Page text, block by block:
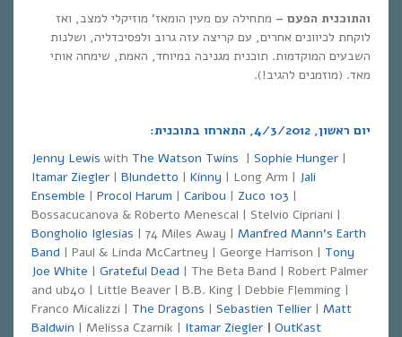
והתוכנית הפעם – מתחילה עם מעין הומאז’ מוזיקלי למצב, ואז
לוקחת לכיוונים אחרים, עם קריצה עזה גרוב ולפסיכדליה, ושלנות
השבעים המוקדמות. תוכנית מגניבה במיוחד, האמת, שימחה אותי
מאד. (מוזמנים להגיב!).
יום ראשון, 4/3/2012, התארחו בתוכנית:
Jenny Lewis with The Watson Twins | Sophie Hunger |
Itamar Ziegler | Blundetto | Kinny | Long Arm | Jali
Ensemble | Procol Harum | Caribou | Zuco 103 |
Bossacucanova & Roberto Menescal | Stelvio Cipriani |
Bongholio Iglesias | 74 Miles Away | Manfred Mann’s Earth
Band | Paul & Linda McCartney | George Harrison | Tony
Joe White | Grateful Dead | The Beta Band | Robert Palmer
and ub40 | Little Beaver | B.B. King | Debbie Flemming |
Franco Micalizzi | The Dragons | Sebastien Tellier | Matt
Baldwin | Melissa Czarnik | Itamar Ziegler | OutKast